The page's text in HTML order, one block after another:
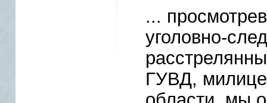
...
уголовно-
ГУВД,